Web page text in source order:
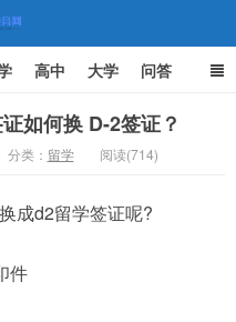
高中 大学 问答
如何换 D-2签证？
分类： 留学 阅读(714)
成d2留学签证呢?
件